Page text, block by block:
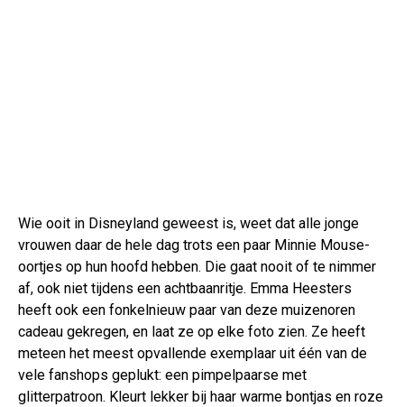
Wie ooit in Disneyland geweest is, weet dat alle jonge
vrouwen daar de hele dag trots een paar Minnie Mouse-
oortjes op hun hoofd hebben. Die gaat nooit of te nimmer
af, ook niet tijdens een achtbaanritje. Emma Heesters
heeft ook een fonkelnieuw paar van deze muizenoren
cadeau gekregen, en laat ze op elke foto zien. Ze heeft
meteen het meest opvallende exemplaar uit één van de
vele fanshops geplukt: een pimpelpaarse met
glitterpatroon. Kleurt lekker bij haar warme bontjas en roze